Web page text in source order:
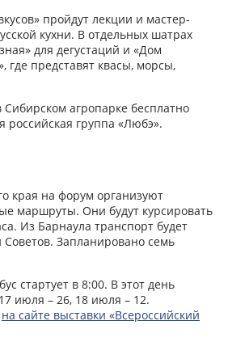
пройдут лекции и мастер-
кухни. В отдельных шатрах
для дегустаций и «Дом
где представят квасы, морсы,
агропарке бесплатно
российская группа «Любэ».
края на форум организуют
маршруты. Они будут курсировать
Из Барнаула транспорт будет
Запланировано семь
стартует в 8:00. В этот день
июля – 26, 18 июля – 12.
на сайте выставки «Всероссийский